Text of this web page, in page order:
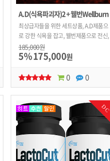
A.D(식욕파괴자)2 + 웰번Wellburn
최상급자들을 위한 세트상품, A.D제품으
로 강한 식욕을 잡고, 웰번제품으로 전신,
특별히 지방이 뭉쳐진 뱃살과 허벅지살과
배살을 제거한다!
185,000원
5%175,000원
0
0
DC